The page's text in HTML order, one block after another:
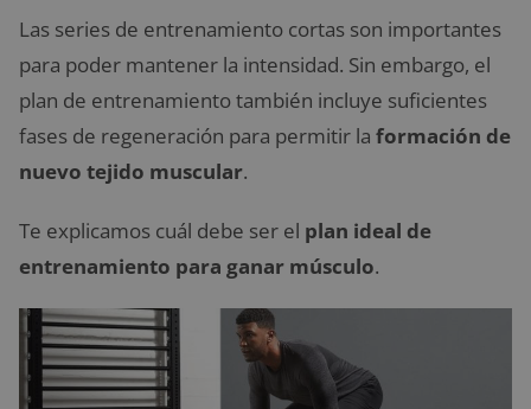
Las series de entrenamiento cortas son importantes
para poder mantener la intensidad. Sin embargo, el
plan de entrenamiento también incluye suficientes
fases de regeneración para permitir la formación de
nuevo tejido muscular.
Te explicamos cuál debe ser el plan ideal de
entrenamiento para ganar músculo.